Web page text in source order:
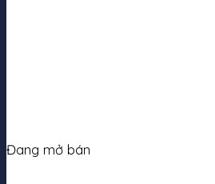
Đang mở bán